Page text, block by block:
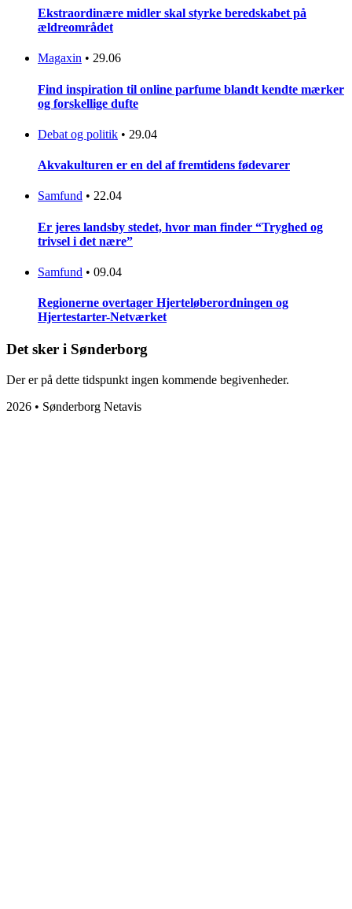
Ekstraordinære midler skal styrke beredskabet på
ældreområdet
Magaxin • 29.06
Find inspiration til online parfume blandt kendte mærker
og forskellige dufte
Debat og politik • 29.04
Akvakulturen er en del af fremtidens fødevarer
Samfund • 22.04
Er jeres landsby stedet, hvor man finder “Tryghed og
trivsel i det nære”
Samfund • 09.04
Regionerne overtager Hjerteløberordningen og
Hjertestarter-Netværket
Det sker i Sønderborg
Der er på dette tidspunkt ingen kommende begivenheder.
2026 • Sønderborg Netavis